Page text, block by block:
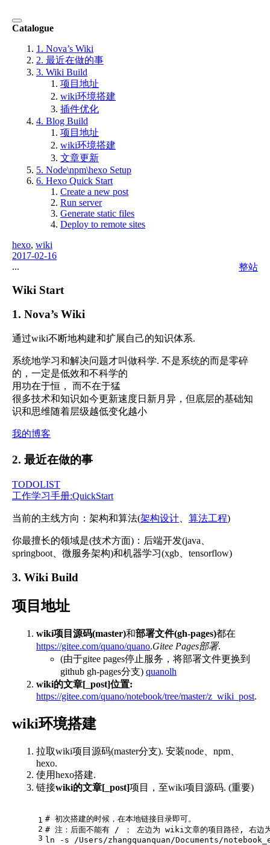
Catalogue
1. Nova’s Wiki
2. 最近在做的事
3. Wiki Build
项目地址
wiki环境搭建
插件优化
4. Blog Build
项目地址
wiki环境搭建
文章更新
5. Node\npm\hexo Setup
6. Hexo Quick Start
Create a new post
Run server
Generate static files
Deploy to remote sites
hexo, wiki
2017-02-16
...
整站
Wiki Start
1. Nova’s Wiki
通过wiki不断地构建和扩展自己的知识体系.
系统地学习和解决问题才叫做科学. 不是系统的而是零碎
的，一定是低效和不科学的
用功在于恒， 而不在于猛
很多技术和知识如今更新速度日新月异，但底层的基础知
识和思维随着层级越低变化越小
我的博客
2. 最近在做的事
TODOLIST
工作学习手册:QuickStart
当前的主线方向：架构和算法(架构设计 算法工程)
你最擅长的领域是(技术方面)：后端开发(java、
springboot、微服务架构)和机器学习(xgb、tensorflow)
3. Wiki Build
项目地址
wiki项目源码(master)和部署文件(gh-pages)都在
https://gitee.com/quano/quano.Gitee Pages部署.
(由于gitee pages停止服务，将部署文件更换到
github gh-pages分支) quanolh
wiki的文章[_post]位置:
https://gitee.com/quano/notebook/tree/master/z_wiki_post.
wiki环境搭建
拉取wiki项目源码(master分支). 安装node、npm、
hexo.
使用hexo搭建.
链接wiki的文章[_post]项目，至wiki项目源码. (重要)
1
2
3
# 初次搭建的时候，在本地链接目录即可。
# 注：后面不能有 / ； 左边为 wiki文章的项目路径, 右边
ln -s /Users/zhangquanquan/Documents/